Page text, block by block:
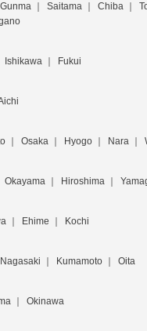
Gunma Saitama Chiba
Ishikawa Fukui
Osaka Hyogo Nara
Okayama Hiroshima
Ehime Kochi
Nagasaki Kumamoto Oita
Okinawa